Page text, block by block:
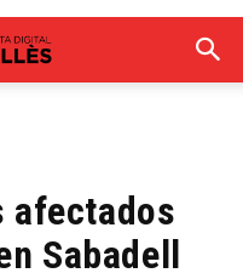
afectados
Sabadell